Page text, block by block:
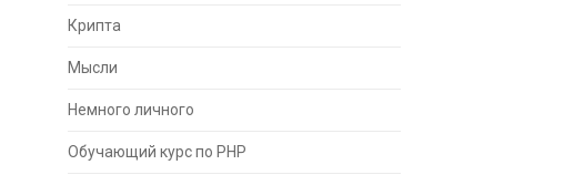
Крипта
Мысли
Немного личного
Обучающий курс по PHP